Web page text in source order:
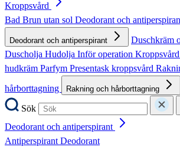
Kroppsvård
Bad Brun utan sol Deodorant och
Deodorant och antiperspirant
Duschkräm
Duscholja Hudolja Inför operation
hudkräm Parfym Presentask kroppsvård
hårborttagning
Rakning och hårborttagning
Sök
Deodorant och antiperspirant
AntiperspirantDeodorant